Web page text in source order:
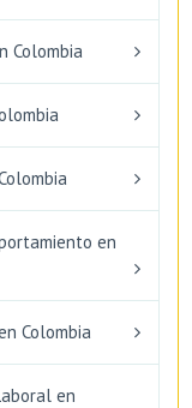
Colombia
en
Colombia
en